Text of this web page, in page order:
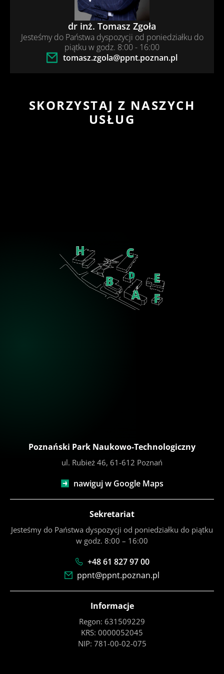
dr inż. Tomasz Zgoła
Jesteśmy do Państwa dyspozycji od poniedziałku do
piątku w godz. 8:00 - 16:00
tomasz.zgola@ppnt.poznan.pl
SKORZYSTAJ Z NASZYCH
USŁUG
Poznański Park Naukowo-Technologiczny
ul. Rubież 46, 61-612 Poznań
nawiguj w Google Maps
Sekretariat
Jesteśmy do Państwa dyspozycji od poniedziałku do piątku
w godz. 8:00 – 16:00
+48 61 827 97 00
ppnt@ppnt.poznan.pl
Informacje
Regon: 631509229
KRS: 0000052045
NIP: 781-00-02-075